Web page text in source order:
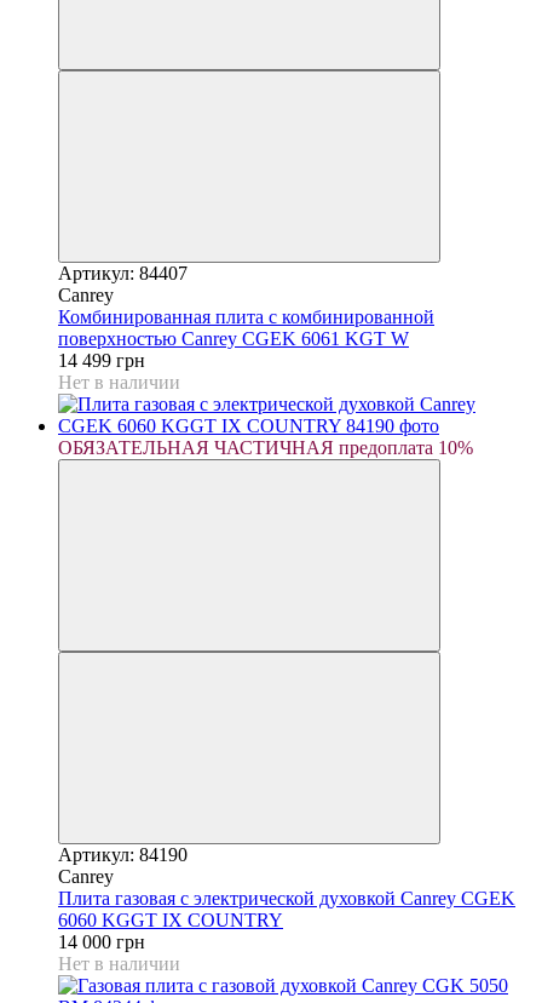
Артикул: 84407
Canrey
Комбинированная плита с комбинированной
поверхностью Canrey CGEK 6061 KGT W
14 499 грн
Нет в наличии
ОБЯЗАТЕЛЬНАЯ ЧАСТИЧНАЯ предоплата 10%
Артикул: 84190
Canrey
Плита газовая с электрической духовкой Canrey CGEK
6060 KGGT IX COUNTRY
14 000 грн
Нет в наличии